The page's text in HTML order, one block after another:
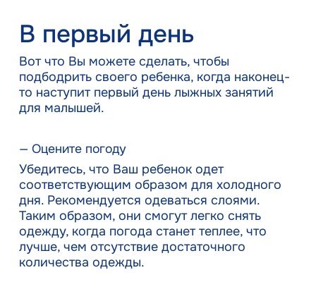
В первый день
Вот что Вы можете сделать, чтобы
подбодрить своего ребенка, когда наконец-
то наступит первый день лыжных занятий
для малышей.
— Оцените погоду
Убедитесь, что Ваш ребенок одет
соответствующим образом для холодного
дня. Рекомендуется одеваться слоями.
Таким образом, они смогут легко снять
одежду, когда погода станет теплее, что
лучше, чем отсутствие достаточного
количества одежды.